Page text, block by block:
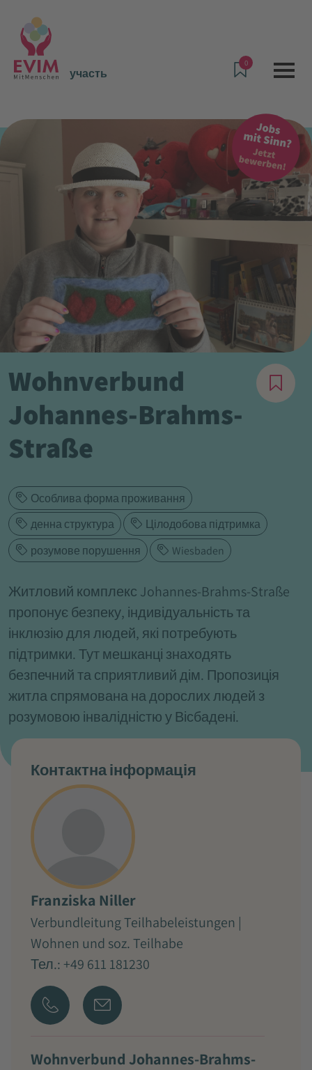
участь
0
Пропозиції та послуги
Житловий комплекс на вулиці Йоганеса-Брамса
Wohnverbund
Johannes-Brahms-
Straße
Особлива форма проживання
денна структура
Цілодобова підтримка
розумове порушення
Wiesbaden
Житловий комплекс Johannes-Brahms-Straße
пропонує безпеку, індивідуальність та
інклюзію для людей, які потребують
підтримки. Тут мешканці знаходять
безпечний та сприятливий дім. Пропозиція
житла спрямована на дорослих людей з
розумовою інвалідністю у Вісбадені.
Контактна інформація
Franziska Niller
Verbundleitung Teilhabeleistungen |
Wohnen und soz. Teilhabe
Тел.: +49 611 181230
Wohnverbund Johannes-Brahms-